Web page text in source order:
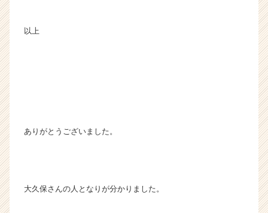
以上
ありがとうございました。
大久保さんの人となりが分かりました。